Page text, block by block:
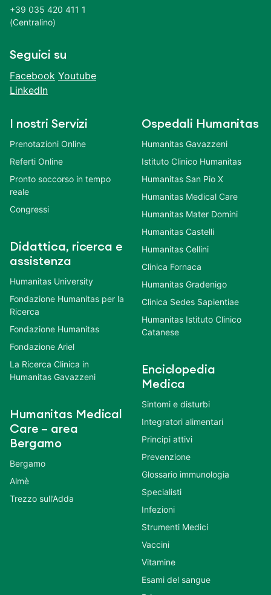
+39 035 420 411 1
(Centralino)
Seguici su
Facebook Youtube
LinkedIn
I nostri Servizi
Prenotazioni Online
Referti Online
Pronto soccorso in tempo
reale
Congressi
Didattica, ricerca e
assistenza
Humanitas University
Fondazione Humanitas per la
Ricerca
Fondazione Humanitas
Fondazione Ariel
La Ricerca Clinica in
Humanitas Gavazzeni
Humanitas Medical
Care – area
Bergamo
Bergamo
Almè
Trezzo sull’Adda
Ospedali Humanitas
Humanitas Gavazzeni
Istituto Clinico Humanitas
Humanitas San Pio X
Humanitas Medical Care
Humanitas Mater Domini
Humanitas Castelli
Humanitas Cellini
Clinica Fornaca
Humanitas Gradenigo
Clinica Sedes Sapientiae
Humanitas Istituto Clinico
Catanese
Enciclopedia
Medica
Sintomi e disturbi
Integratori alimentari
Principi attivi
Prevenzione
Glossario immunologia
Specialisti
Infezioni
Strumenti Medici
Vaccini
Vitamine
Esami del sangue